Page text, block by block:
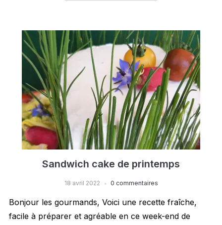
Sandwich cake de printemps
18 avril 2022 0 commentaires
Bonjour les gourmands, Voici une recette fraîche,
facile à préparer et agréable en ce week-end de